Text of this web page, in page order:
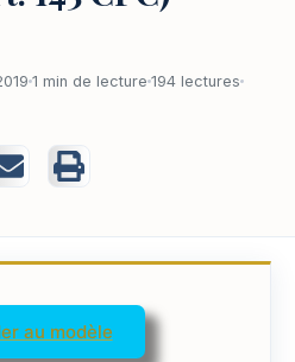
1 min de lecture 194 lectures
au modèle